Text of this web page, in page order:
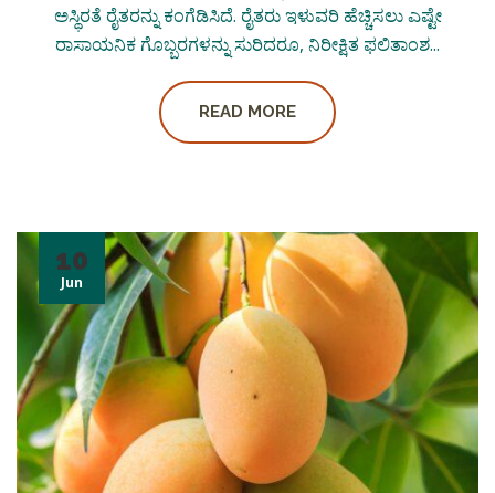
ಅಸ್ಥಿರತೆ ರೈತರನ್ನು ಕಂಗೆಡಿಸಿದೆ. ರೈತರು ಇಳುವರಿ ಹೆಚ್ಚಿಸಲು ಎಷ್ಟೇ
ರಾಸಾಯನಿಕ ಗೊಬ್ಬರಗಳನ್ನು ಸುರಿದರೂ, ನಿರೀಕ್ಷಿತ ಫಲಿತಾಂಶ...
READ MORE
10
Jun